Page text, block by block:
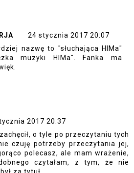
24 stycznia 2017 20:07
nazwę to "słuchająca HIMa"
muzyki HIMa". Fanka ma
2017 20:37
o tyle po przeczytaniu tych
czuję potrzeby przeczytania jej,
polecasz, ale mam wrażenie,
czytałam, z tym, że nie
za tytuł...